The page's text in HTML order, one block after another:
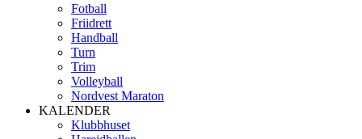
Fotball
Friidrett
Handball
Turn
Trim
Volleyball
Nordvest Maraton
KALENDER
Klubbhuset